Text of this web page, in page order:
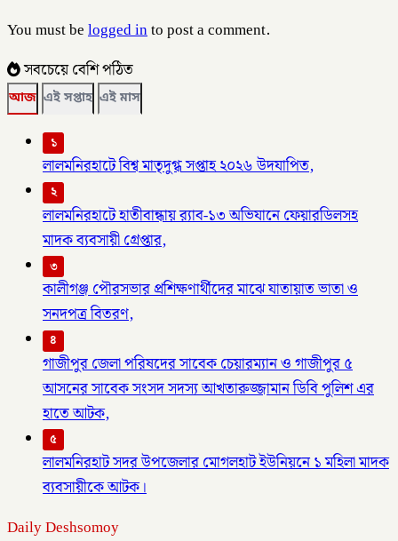
You must belogged into post a comment.
সবচেয়ে বেশি পঠিত
আজ এই সপ্তাহ এই মাস
১
লালমনিরহাটে বিশ্ব মাতৃদুগ্ধ সপ্তাহ ২০২৬ উদযাপিত,
২
লালমনিরহাটে হাতীবান্ধায় র‌্যাব-১৩ অভিযানে ফেয়ারডিলসহ
মাদক ব্যবসায়ী গ্রেপ্তার,
৩
কালীগঞ্জ পৌরসভার প্রশিক্ষণার্থীদের মাঝে যাতায়াত ভাতা ও
সনদপত্র বিতরণ,
৪
গাজীপুর জেলা পরিষদের সাবেক চেয়ারম্যান ও গাজীপুর ৫
আসনের সাবেক সংসদ সদস্য আখতারুজ্জামান ডিবি পুলিশ এর
হাতে আটক,
৫
লালমনিরহাট সদর উপজেলার মোগলহাট ইউনিয়নে ১ মহিলা মাদক
ব্যবসায়ীকে আটক।
Daily Deshsomoy